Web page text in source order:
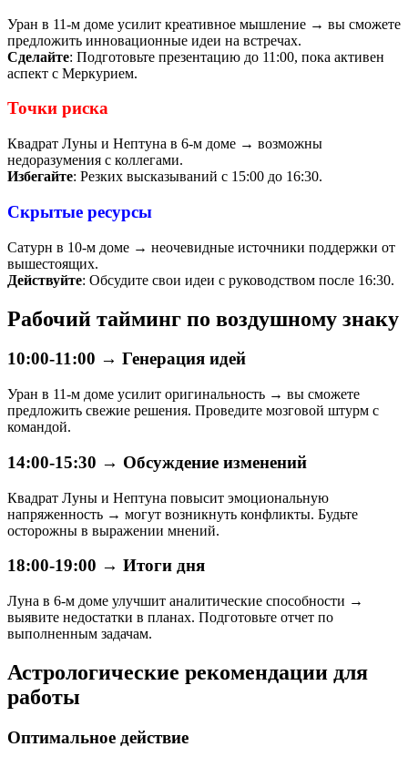
Уран в 11-м доме усилит креативное мышление → вы сможете
предложить инновационные идеи на встречах.
Сделайте: Подготовьте презентацию до 11:00, пока активен
аспект с Меркурием.
Точки риска
Квадрат Луны и Нептуна в 6-м доме → возможны
недоразумения с коллегами.
Избегайте: Резких высказываний с 15:00 до 16:30.
Скрытые ресурсы
Сатурн в 10-м доме → неочевидные источники поддержки от
вышестоящих.
Действуйте: Обсудите свои идеи с руководством после 16:30.
Рабочий тайминг по воздушному знаку
10:00-11:00 → Генерация идей
Уран в 11-м доме усилит оригинальность → вы сможете
предложить свежие решения. Проведите мозговой штурм с
командой.
14:00-15:30 → Обсуждение изменений
Квадрат Луны и Нептуна повысит эмоциональную
напряженность → могут возникнуть конфликты. Будьте
осторожны в выражении мнений.
18:00-19:00 → Итоги дня
Луна в 6-м доме улучшит аналитические способности →
выявите недостатки в планах. Подготовьте отчет по
выполненным задачам.
Астрологические рекомендации для
работы
Оптимальное действие